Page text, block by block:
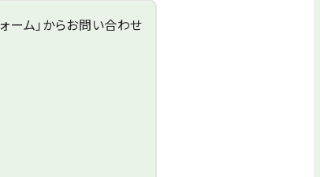
ーム」からお問い合わせ